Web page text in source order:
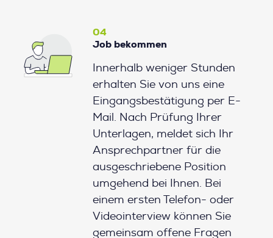
04
Job bekommen
Innerhalb weniger Stunden
erhalten Sie von uns eine
Eingangsbestätigung per E-
Mail. Nach Prüfung Ihrer
Unterlagen, meldet sich Ihr
Ansprechpartner für die
ausgeschriebene Position
umgehend bei Ihnen. Bei
einem ersten Telefon- oder
Videointerview können Sie
gemeinsam offene Fragen